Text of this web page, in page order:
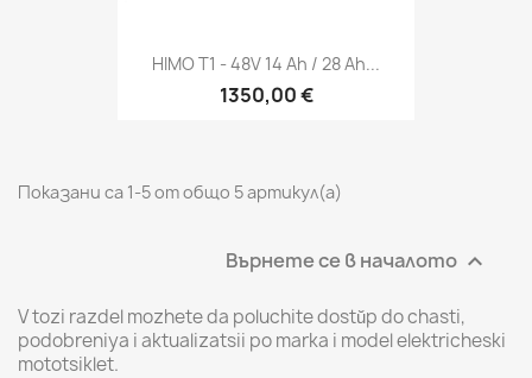
HIMO T1 - 48V 14 Ah / 28 Ah...
1350,00 €
Показани са 1-5 от общо 5 артикул(а)
Върнете се в началото 
V tozi razdel mozhete da poluchite dostŭp do chasti,
podobreniya i aktualizatsii po marka i model elektricheski
mototsiklet.